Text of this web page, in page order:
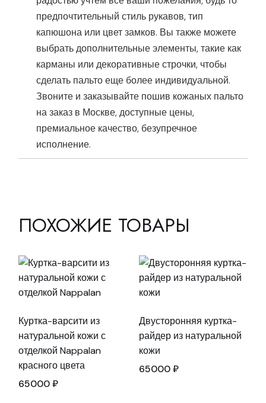
предпочтительный стиль рукавов, тип
капюшона или цвет замков. Вы также можете
выбрать дополнительные элементы, такие как
карманы или декоративные строчки, чтобы
сделать пальто еще более индивидуальной.
Звоните и заказывайте пошив кожаных пальто
на заказ в Москве, доступные цены,
премиальное качество, безупречное
исполнение.
ПОХОЖИЕ ТОВАРЫ
Куртка-варсити из
натуральной кожи с
отделкой Nappalan
красного цвета
65000₽
Двусторонняя куртка-
райдер из натуральной
кожи
65000₽